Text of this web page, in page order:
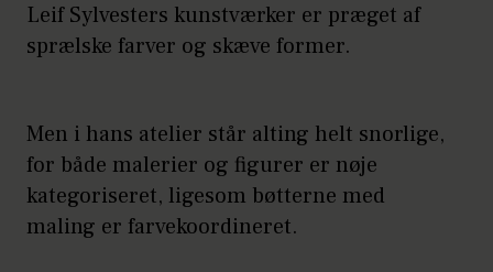
Leif Sylvesters kunstværker er præget af
sprælske farver og skæve former.
Men i hans atelier står alting helt snorlige,
for både malerier og figurer er nøje
kategoriseret, ligesom bøtterne med
maling er farvekoordineret.